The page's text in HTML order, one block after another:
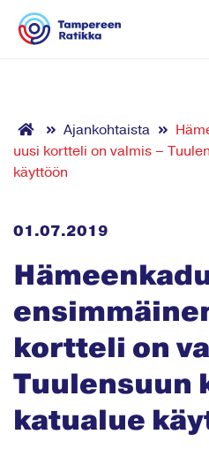
Ajankohtaista
uusi kortteli on valmis –
käyttöön
01.07.2019
kortteli on
Tuulensuun
katualue